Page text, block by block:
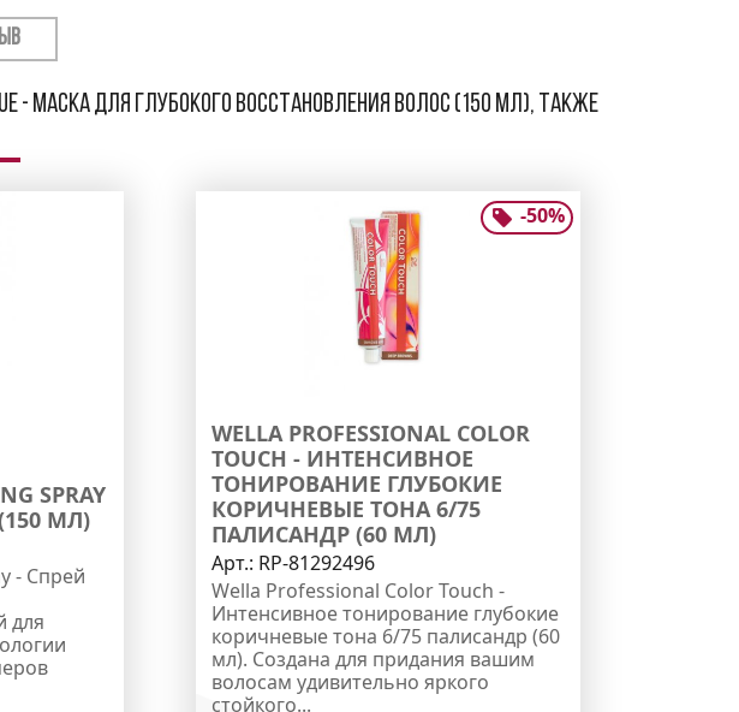
- Маска для глубокого восстановления волос (150 мл), также
SPRAY
МЛ)
- Спрей
для
-50%
WELLA PROFESSIONAL COLOR
TOUCH - ИНТЕНСИВНОЕ
ТОНИРОВАНИЕ ГЛУБОКИЕ
КОРИЧНЕВЫЕ ТОНА 6/75
ПАЛИСАНДР (60 МЛ)
Арт.: RP-81292496
Wella Professional Color Touch -
Интенсивное тонирование глубокие
коричневые тона 6/75 палисандр (60
мл). Создана для придания вашим
волосам удивительно яркого
стойкого...